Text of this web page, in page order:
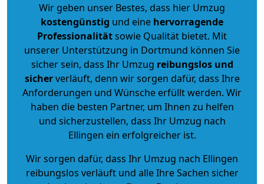
Wir geben unser Bestes, dass hier Umzug
kostengünstig und eine hervorragende
Professionalitätsowie Qualität bietet. Mit
unserer Unterstützung in Dortmund können Sie
sicher sein, dass Ihr Umzug reibungslos und
sicherverläuft, denn wir sorgen dafür, dass Ihre
Anforderungen und Wünsche erfüllt werden. Wir
haben die besten Partner, um Ihnen zu helfen
und sicherzustellen, dass Ihr Umzug nach
Ellingen ein erfolgreicher ist.
Wir sorgen dafür, dass Ihr Umzug nach Ellingen
reibungslos verläuft und alle Ihre Sachen sicher